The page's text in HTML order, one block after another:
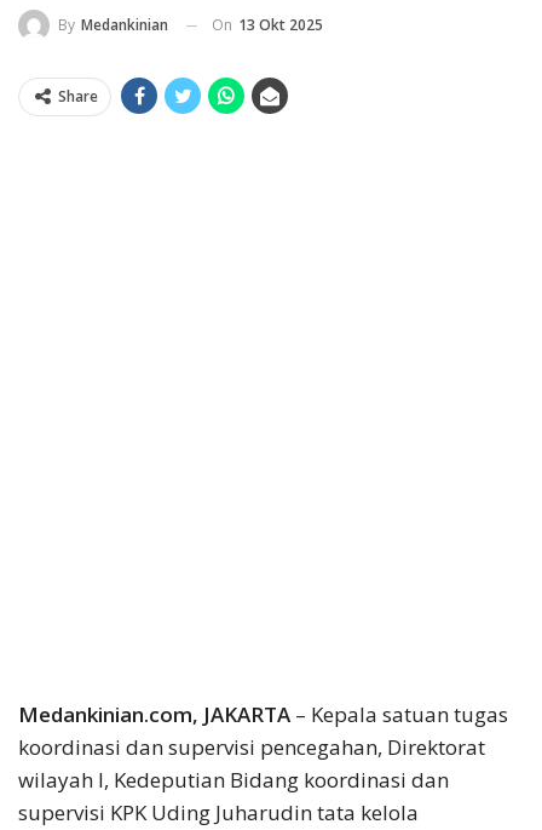
By Medankinian On 13 Okt 2025
Share
Medankinian.com, JAKARTA – Kepala satuan tugas
koordinasi dan supervisi pencegahan, Direktorat
wilayah I, Kedeputian Bidang koordinasi dan
supervisi KPK Uding Juharudin tata kelola